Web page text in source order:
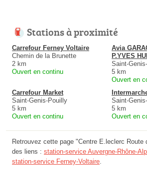
Stations à proximité
Carrefour Ferney Voltaire
Chemin de la Brunette
2 km
Ouvert en continu
Avia
P.YVES
Saint-
5 km
Ouvert en
Carrefour Market
Saint-Genis-Pouilly
5 km
Ouvert en continu
Saint-
5 km
Ouvert en
Retrouvez cette page "Centre E.leclerc Route
des liens : station-service Auvergne-Rhône-
station-service Ferney-Voltaire.